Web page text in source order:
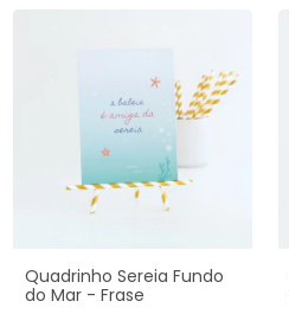
Quadrinho Sereia Fundo
do Mar - Frase